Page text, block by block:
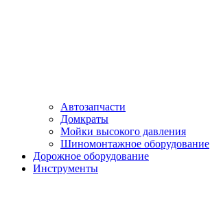
Автозапчасти
Домкраты
Мойки высокого давления
Шиномонтажное оборудование
Дорожное оборудование
Инструменты